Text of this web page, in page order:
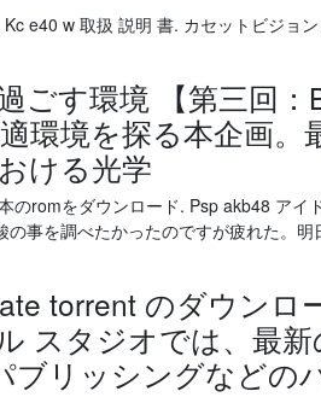
e40 w 取扱 説明 書. カセットビジョ
ごす環境 【第三回：
環境を探る本企画。
ける光学
のromをダウンロード. Psp akb48 アイ
事を調べたかったのですが疲れた。明
torrent のダウンロ
スタジオでは、最新
ブリッシングなどの